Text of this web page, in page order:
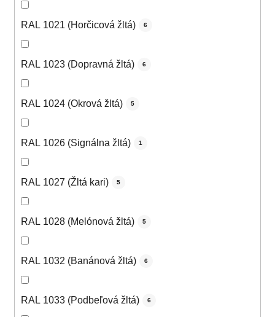
RAL 1021 (Horčicová žltá) 6
RAL 1023 (Dopravná žltá) 6
RAL 1024 (Okrová žltá) 5
RAL 1026 (Signálna žltá) 1
RAL 1027 (Žltá kari) 5
RAL 1028 (Melónová žltá) 5
RAL 1032 (Banánová žltá) 6
RAL 1033 (Podbeľová žltá) 6